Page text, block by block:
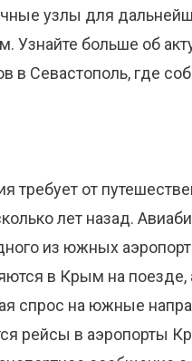
узлы для
Узнайте больше об
в Севастополь, где
требует от
лет назад.
из южных
в Крым на поезде,
спрос на южные
рейсы в аэропорты